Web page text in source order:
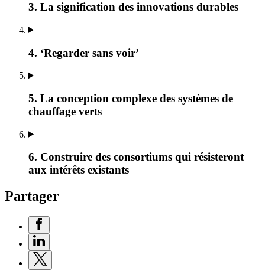
3. La signification des innovations durables
4. ‘Regarder sans voir’
5. La conception complexe des systèmes de
chauffage verts
6. Construire des consortiums qui résisteront
aux intérêts existants
Partager